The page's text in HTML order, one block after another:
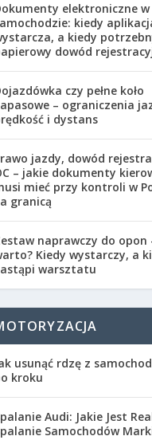
elektroniczne w
kiedy
a kiedy
dowód
czy pełne koło
– ograniczenia
i dystans
jazdy, dowód
– jakie dokumenty
mieć przy kontroli w
granicą
naprawczy do opon
Kiedy wystarczy, a
warsztatu
usunąć rdzę z
kroku
Audi: Jakie Jest
Samochodów